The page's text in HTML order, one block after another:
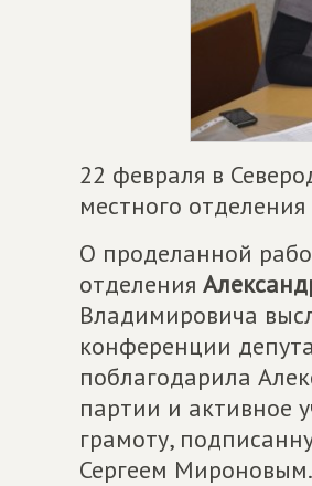
22 февраля в
местного
О проделанной
отделения
Владимировича
конференции
поблагодарила
партии и активное
грамоту,
Сергеем Мироновым.